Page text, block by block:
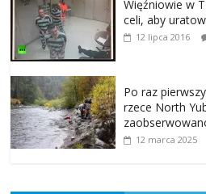
Więźniowie w
celi, aby
12 lipca 2016
Po raz
rzece North
12 marca 2025